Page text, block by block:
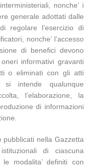
nonche’ i
generale adottati dalle
regolare l’esercizio di
nonche’ l’accesso
di benefici devono
informativi gravanti
o eliminati con gli atti
si intende qualunque
l’elaborazione, la
di informazioni
nella Gazzetta
di ciascuna
modalita’ definiti con